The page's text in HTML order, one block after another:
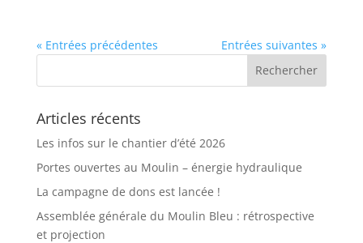
« Entrées précédentes Entrées suivantes »
Articles récents
Les infos sur le chantier d’été 2026
Portes ouvertes au Moulin – énergie hydraulique
La campagne de dons est lancée !
Assemblée générale du Moulin Bleu : rétrospective
et projection